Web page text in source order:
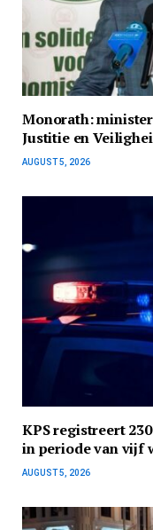
Monorath:
Justitie en
AUGUST 5, 2026
KPS registreert
in periode van vijf
AUGUST 5, 2026